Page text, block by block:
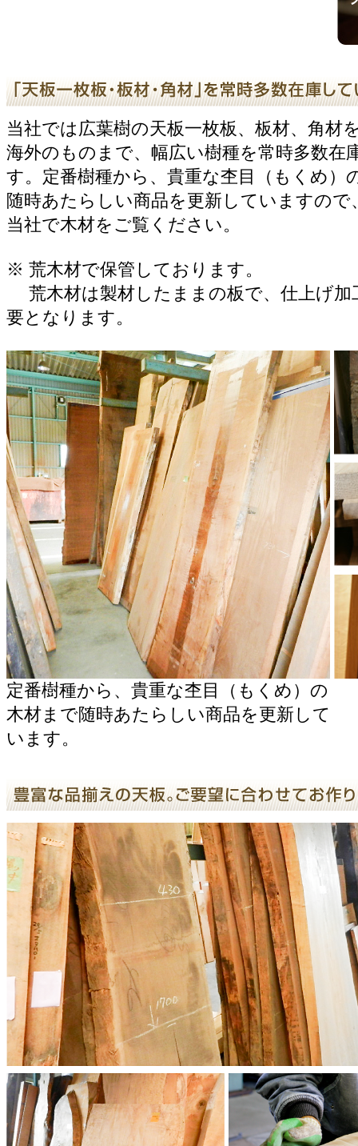
当社では広葉樹の天板一枚板、板材、角材
海外のものまで、幅広い樹種を常時多数在
す。定番樹種から、貴重な杢目（もくめ）
随時あたらしい商品を更新していますので
当社で木材をご覧ください。
※ 荒木材で保管しております。
荒木材は製材したままの板で、仕上げ加
要となります。
定番樹種から、貴重な杢目（もくめ）の
木材まで随時あたらしい商品を更新して
います。